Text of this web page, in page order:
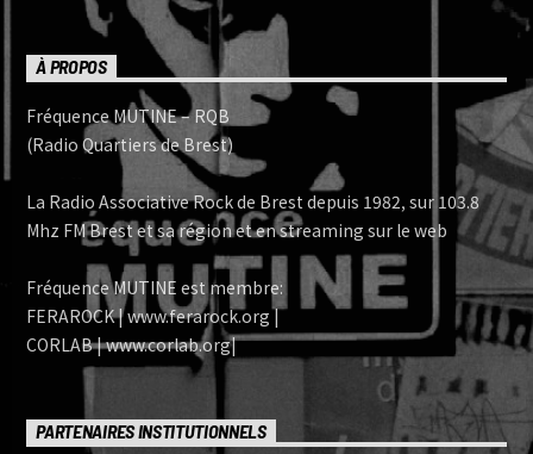
À PROPOS
Fréquence MUTINE – RQB
(Radio Quartiers de Brest)
La Radio Associative Rock de Brest depuis 1982, sur 103.8
Mhz FM Brest et sa région et en streaming sur le web
Fréquence MUTINE est membre:
FERAROCK | www.ferarock.org |
CORLAB | www.corlab.org|
PARTENAIRES INSTITUTIONNELS